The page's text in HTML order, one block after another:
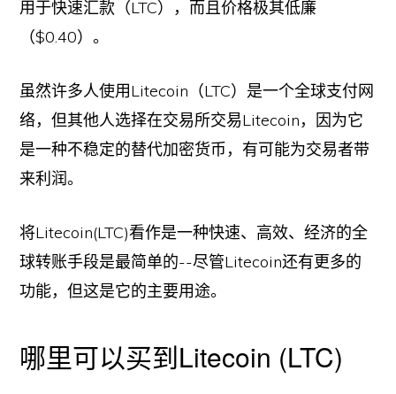
用于快速汇款（LTC），而且价格极其低廉
（$0.40）。
虽然许多人使用Litecoin（LTC）是一个全球支付网
络，但其他人选择在交易所交易Litecoin，因为它
是一种不稳定的替代加密货币，有可能为交易者带
来利润。
将Litecoin(LTC)看作是一种快速、高效、经济的全
球转账手段是最简单的--尽管Litecoin还有更多的
功能，但这是它的主要用途。
哪里可以买到Litecoin (LTC)